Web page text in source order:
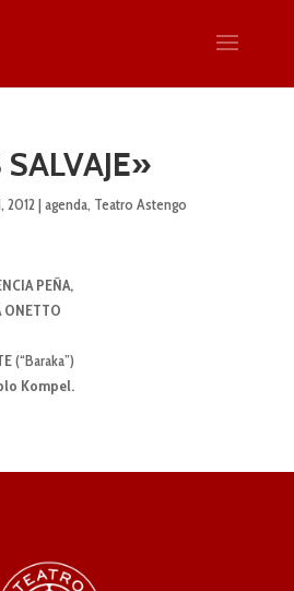
2012 | agenda, Teatro Astengo
PEÑA,
ONETTO
(“Baraka”)
Kompel.